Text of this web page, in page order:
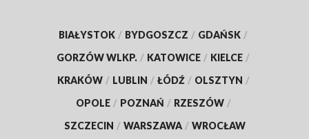
BIAŁYSTOK / BYDGOSZCZ / GDAŃSK /
GORZÓW WLKP. / KATOWICE / KIELCE /
KRAKÓW / LUBLIN / ŁÓDŹ / OLSZTYN /
OPOLE / POZNAŃ / RZESZÓW /
SZCZECIN / WARSZAWA / WROCŁAW